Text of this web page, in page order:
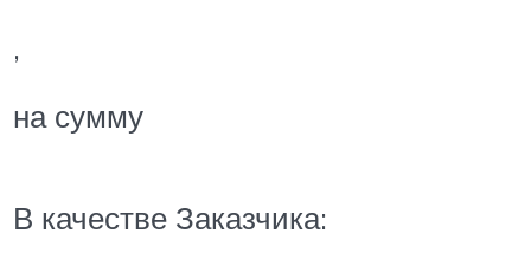
,
на сумму
В качестве Заказчика: